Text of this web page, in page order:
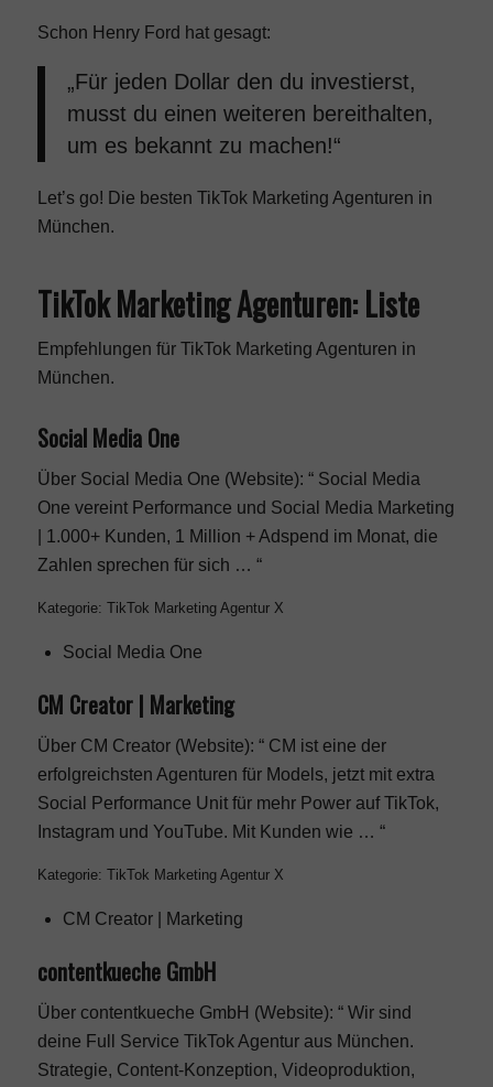
Schon Henry Ford hat gesagt:
„Für jeden Dollar den du investierst,
musst du einen weiteren bereithalten,
um es bekannt zu machen!“
Let’s go! Die besten TikTok Marketing Agenturen in
München.
TikTok Marketing Agenturen: Liste
Empfehlungen für TikTok Marketing Agenturen in
München.
Social Media One
Über Social Media One (Website): “ Social Media
One vereint Performance und Social Media Marketing
| 1.000+ Kunden, 1 Million + Adspend im Monat, die
Zahlen sprechen für sich … “
Kategorie: TikTok Marketing Agentur X
Social Media One
CM Creator | Marketing
Über CM Creator (Website): “ CM ist eine der
erfolgreichsten Agenturen für Models, jetzt mit extra
Social Performance Unit für mehr Power auf TikTok,
Instagram und YouTube. Mit Kunden wie … “
Kategorie: TikTok Marketing Agentur X
CM Creator | Marketing
contentkueche GmbH
Über contentkueche GmbH (Website): “ Wir sind
deine Full Service TikTok Agentur aus München.
Strategie, Content-Konzeption, Videoproduktion,